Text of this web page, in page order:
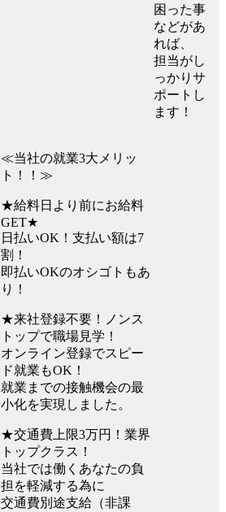
困った事
などがあ
れば、
担当がし
っかりサ
ポートし
ます！
≪当社の就業3大メリッ
ト！！≫
★給料日より前にお給料
GET★
日払いOK！支払い額は7
割！
即払いOKのオシゴトもあ
り！
★来社登録不要！ノンス
トップで職場見学！
オンライン登録でスピー
ド就業もOK！
就業までの接触機会の最
小化を実現しました。
★交通費上限3万円！業界
トップクラス！
当社では働くあなたの負
担を軽減する為に
交通費別途支給（非課